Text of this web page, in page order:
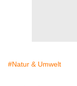
#Natur & Umwelt